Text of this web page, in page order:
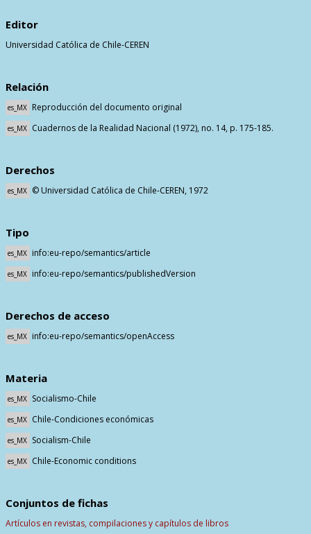
Editor
Universidad Católica de Chile-CEREN
Relación
es_MX Reproducción del documento original
es_MX Cuadernos de la Realidad Nacional (1972), no. 14, p. 175-185.
Derechos
es_MX © Universidad Católica de Chile-CEREN, 1972
Tipo
es_MX info:eu-repo/semantics/article
es_MX info:eu-repo/semantics/publishedVersion
Derechos de acceso
es_MX info:eu-repo/semantics/openAccess
Materia
es_MX Socialismo-Chile
es_MX Chile-Condiciones económicas
es_MX Socialism-Chile
es_MX Chile-Economic conditions
Conjuntos de fichas
Artículos en revistas, compilaciones y capítulos de libros